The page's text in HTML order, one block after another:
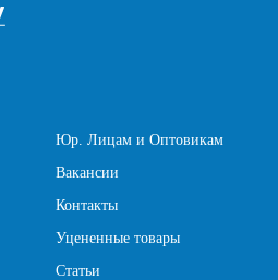
Юр. Лицам и Оптовикам
Вакансии
Контакты
Уцененные товары
Статьи